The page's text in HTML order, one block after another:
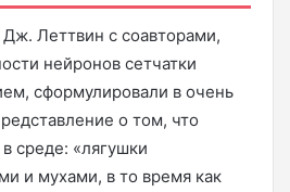
Леттвин с соавторами,
нейронов сетчатки
сформулировали в очень
о том, что
среде: «лягушки
и мухами, в то время как